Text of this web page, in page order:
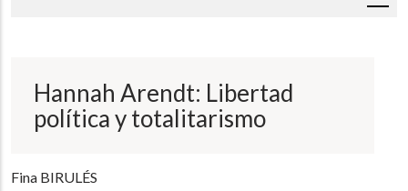
Hannah Arendt: Libertad
política y totalitarismo
Fina BIRULÉS